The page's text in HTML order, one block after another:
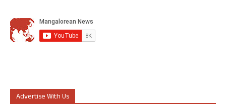
Advertise With Us